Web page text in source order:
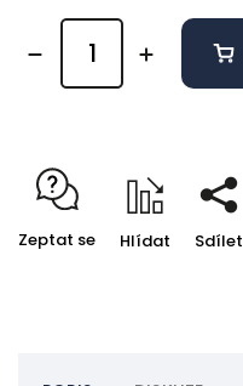
Zeptat se Hlídat Sdílet